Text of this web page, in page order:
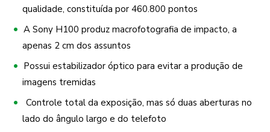
qualidade, constituída por 460.800 pontos
A Sony H100 produz macrofotografia de impacto, a
apenas 2 cm dos assuntos
Possui estabilizador óptico para evitar a produção de
imagens tremidas
Controle total da exposição, mas só duas aberturas no
lado do ângulo largo e do telefoto